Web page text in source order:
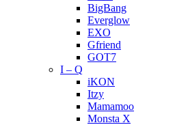
BigBang
Everglow
EXO
Gfriend
GOT7
I – Q
iKON
Itzy
Mamamoo
Monsta X